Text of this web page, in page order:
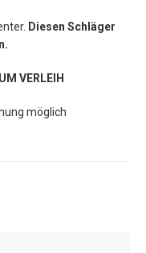
Diesen Schläger
VERLEIH
möglich